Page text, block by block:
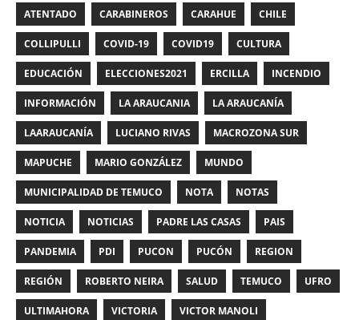
ATENTADO CARABINEROS CARAHUE CHILE
COLLIPULLI COVID-19 COVID19 CULTURA
EDUCACIÓN ELECCIONES2021 ERCILLA INCENDIO
INFORMACIÓN LA ARAUCANIA LA ARAUCANÍA
LAARAUCANÍA LUCIANO RIVAS MACROZONA SUR
MAPUCHE MARIO GONZÁLEZ MUNDO
MUNICIPALIDAD DE TEMUCO NOTA NOTAS
NOTICIA NOTICIAS PADRE LAS CASAS PAIS
PANDEMIA PDI PUCON PUCÓN REGION
REGIÓN ROBERTO NEIRA SALUD TEMUCO UFRO
ULTIMAHORA VICTORIA VICTOR MANOLI